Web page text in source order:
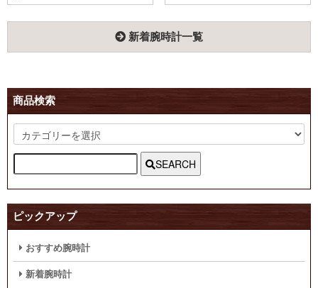
新着腕時計一覧
商品検索
SEARCH
ピックアップ
おすすめ腕時計
新着腕時計